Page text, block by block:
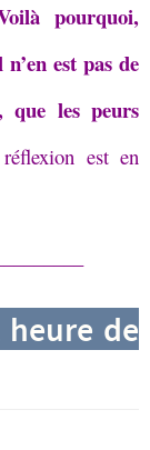
pourquoi,
est pas de
que les peurs
est en
de